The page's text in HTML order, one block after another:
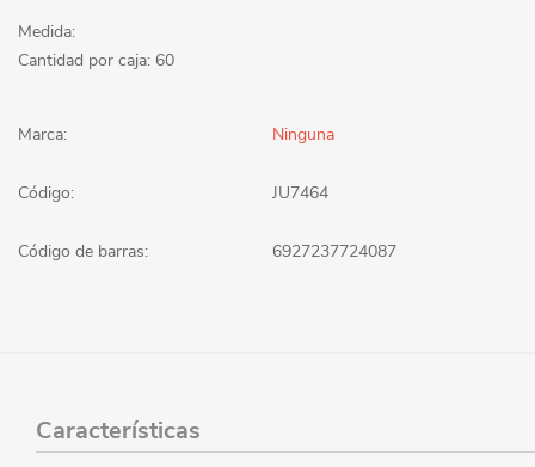
Medida:
Cantidad por caja: 60
Marca: Ninguna
Código: JU7464
Código de barras: 6927237724087
Características